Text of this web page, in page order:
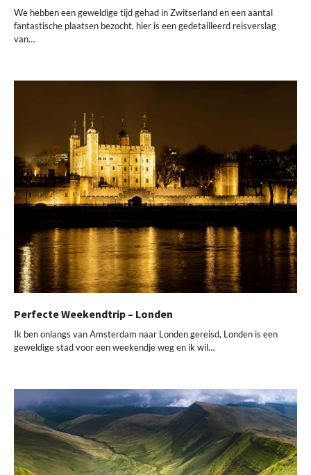
We hebben een geweldige tijd gehad in Zwitserland en een aantal
fantastische plaatsen bezocht, hier is een gedetailleerd reisverslag
van…
Perfecte Weekendtrip – Londen
Ik ben onlangs van Amsterdam naar Londen gereisd, Londen is een
geweldige stad voor een weekendje weg en ik wil…